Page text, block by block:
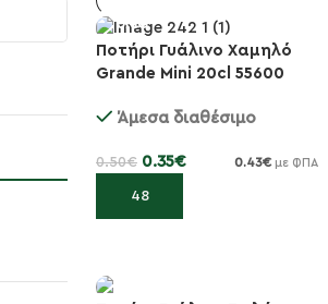
-30%
Ποτήρι Γυάλινο Χαμηλό
Grande Mini 20cl 55600
Άμεσα διαθέσιμο
0.50€ 0.35€ 0.43€ με ΦΠΑ
Προσθήκη στο καλάθι